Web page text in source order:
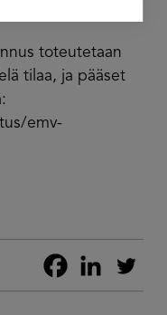
toteutetaan
tilaa, ja pääset
emv-